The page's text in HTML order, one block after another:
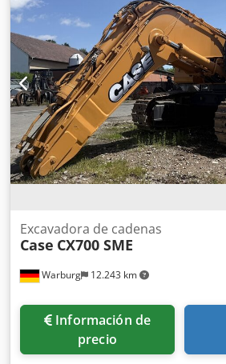
fabricación: 2000 8.000 horas 145 kW
acondicionado Chsdpfxoy Uxt Se
centralizado Neumáticos 23,5R25
Warburg 12.243 km
Excavadora de cadenas
Case CX700 SME
Información de
precio